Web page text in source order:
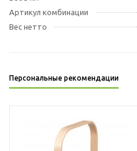
Артикул комбинации
Вес нетто
Персональные рекомендации